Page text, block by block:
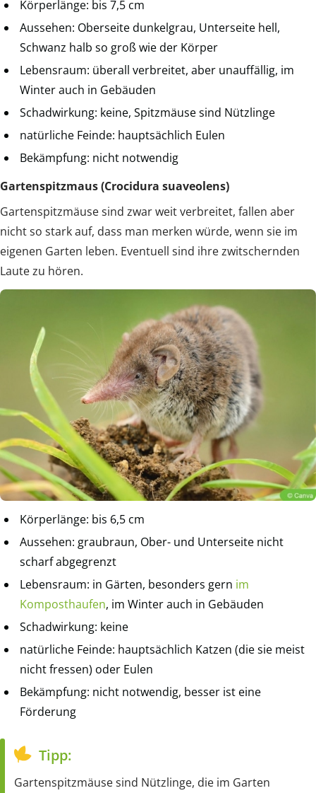
Körperlänge: bis 7,5 cm
Aussehen: Oberseite dunkelgrau, Unterseite hell,
Schwanz halb so groß wie der Körper
Lebensraum: überall verbreitet, aber unauffällig, im
Winter auch in Gebäuden
Schadwirkung: keine, Spitzmäuse sind Nützlinge
natürliche Feinde: hauptsächlich Eulen
Bekämpfung: nicht notwendig
Gartenspitzmaus (Crocidura suaveolens)
Gartenspitzmäuse sind zwar weit verbreitet, fallen aber
nicht so stark auf, dass man merken würde, wenn sie im
eigenen Garten leben. Eventuell sind ihre zwitschernden
Laute zu hören.
Körperlänge: bis 6,5 cm
Aussehen: graubraun, Ober- und Unterseite nicht
scharf abgegrenzt
Lebensraum: in Gärten, besonders gern im
Komposthaufen, im Winter auch in Gebäuden
Schadwirkung: keine
natürliche Feinde: hauptsächlich Katzen (die sie meist
nicht fressen) oder Eulen
Bekämpfung: nicht notwendig, besser ist eine
Förderung
Tipp:
Gartenspitzmäuse sind Nützlinge, die im Garten